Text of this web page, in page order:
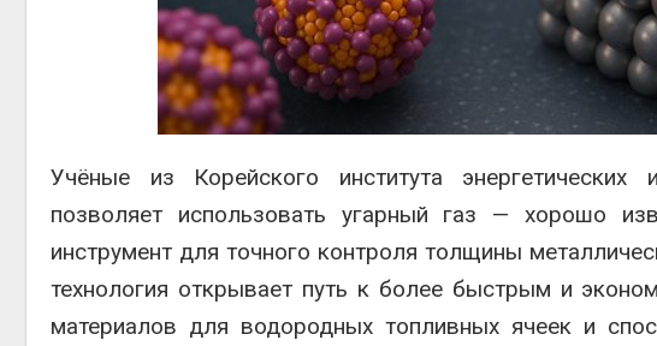
Учёные из Корейского института энергетических
позволяет использовать угарный газ — хорошо
инструмент для точного контроля толщины
технология открывает путь к более быстрым и
материалов для водородных топливных ячеек и
тыс.
МЕГА и
установили
Авг 6, 2026